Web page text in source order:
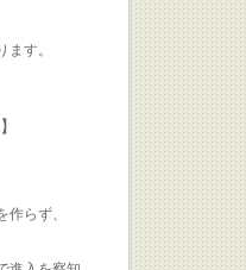
す。
】
らず、